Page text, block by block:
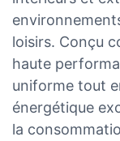
loisirs. Conçu
haute
uniforme tout
énergétique
la